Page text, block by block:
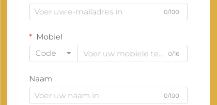
0/100
Mobiel
Code
0/16
Naam
0/100